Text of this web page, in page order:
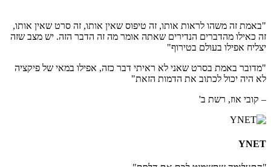
"באמת זה משהו לראות אותו, זה טיפוס שאין אותו, זה סרט שאין אותו,
זה כאילו מהדברים הנדירים שאתה אומר מה זה הדבר הזה. יש מצב שזה
יצליח אפילו בעולם בטירוף"
"מדובר באמת בסרט שאני לא ראיתי דבר כזה, אפילו במאי של פיקציה
לא היה יכול לכתוב את הדמות הזאת"
– קובי אוז, רשת ב'
YNET